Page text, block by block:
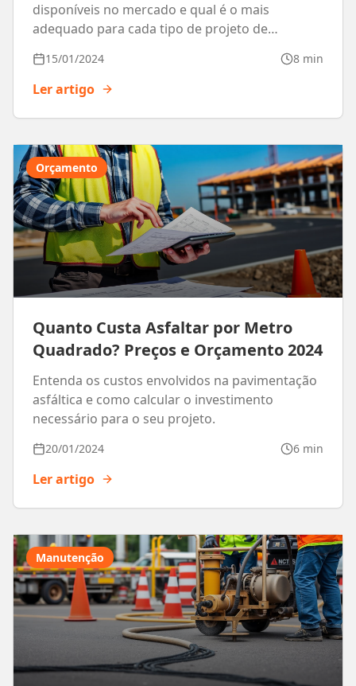
disponíveis no mercado e qual é o mais
adequado para cada tipo de projeto de
15/01/2024 8 min
Ler artigo
Orçamento
Quanto Custa Asfaltar por Metro
Quadrado? Preços e Orçamento 2024
Entenda os custos envolvidos na pavimentação
asfáltica e como calcular o investimento
necessário para o seu projeto.
20/01/2024 6 min
Ler artigo
Manutenção